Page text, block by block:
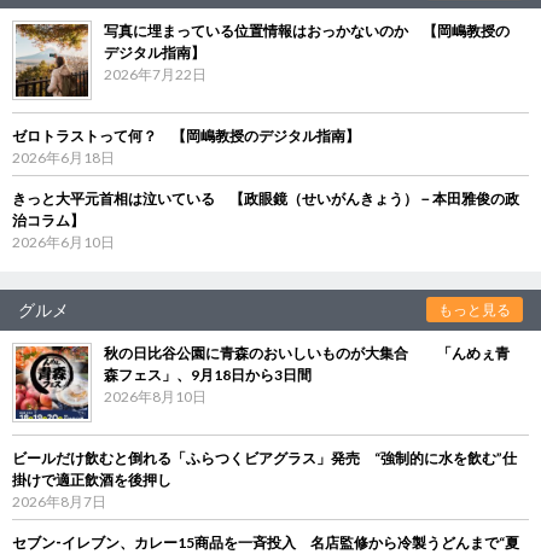
写真に埋まっている位置情報はおっかないのか 【岡嶋教授の
デジタル指南】
2026年7月22日
ゼロトラストって何？ 【岡嶋教授のデジタル指南】
2026年6月18日
きっと大平元首相は泣いている 【政眼鏡（せいがんきょう）－本田雅俊の政
治コラム】
2026年6月10日
グルメ もっと見る
秋の日比谷公園に青森のおいしいものが大集合 「んめぇ青
森フェス」、9月18日から3日間
2026年8月10日
ビールだけ飲むと倒れる「ふらつくビアグラス」発売 “強制的に水を飲む”仕
掛けで適正飲酒を後押し
2026年8月7日
セブン‐イレブン、カレー15商品を一斉投入 名店監修から冷製うどんまで“夏